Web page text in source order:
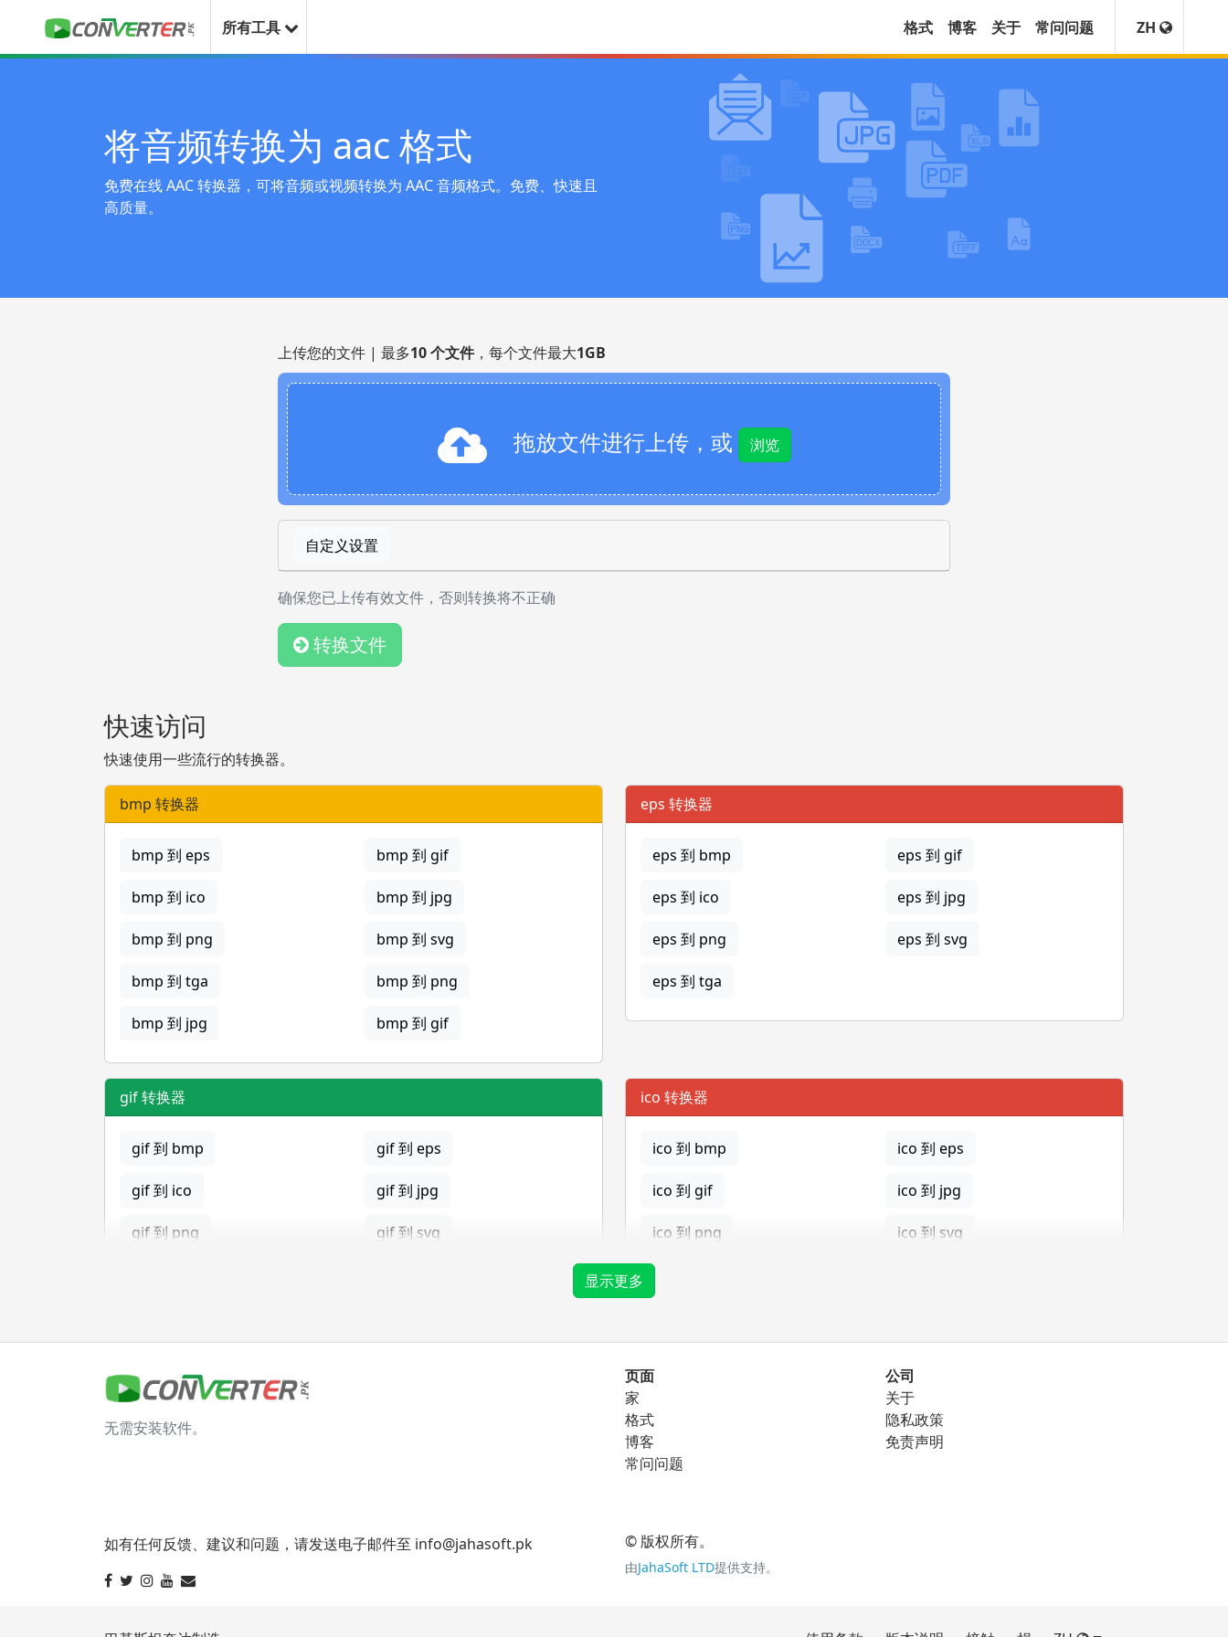
所有工具 格式 博客 关于 常问问题 ZH
将音频转换为 aac 格式
免费在线 AAC 转换器，可将音频或视频转换为 AAC 音频格式。免费、快速且
高质量。
上传您的文件 | 最多10 个文件，每个文件最大1GB
拖放文件进行上传，或 浏览
自定义设置
确保您已上传有效文件，否则转换将不正确
转换文件
快速访问
快速使用一些流行的转换器。
bmp 转换器
bmp 到 eps bmp 到 gif
bmp 到 ico bmp 到 jpg
bmp 到 png bmp 到 svg
bmp 到 tga bmp 到 png
bmp 到 jpg bmp 到 gif
eps 转换器
eps 到 bmp eps 到 gif
eps 到 ico eps 到 jpg
eps 到 png eps 到 svg
eps 到 tga
gif 转换器
gif 到 bmp gif 到 eps
gif 到 ico gif 到 jpg
gif 到 png gif 到 svg
ico 转换器
ico 到 bmp ico 到 eps
ico 到 gif ico 到 jpg
ico 到 png ico 到 svg
ico 到 tga
jpg 转换器
jpg 到 bmp
jpg 到 gif
png 转换器
png 到 eps
png 到 gif png 到 ico
显示更多
无需安装软件。
页面
家
格式
博客
常问问题
公司
关于
隐私政策
免责声明
如有任何反馈、建议和问题，请发送电子邮件至 info@jahasoft.pk © 版权所有。
由JahaSoft LTD提供支持。